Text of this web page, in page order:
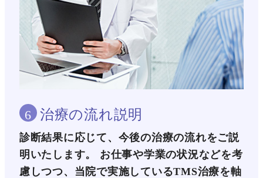
6 治療の流れ説明
診断結果に応じて、今後の治療の流れをご説
明いたします。 お仕事や学業の状況などを考
慮しつつ、当院で実施しているTMS治療を軸